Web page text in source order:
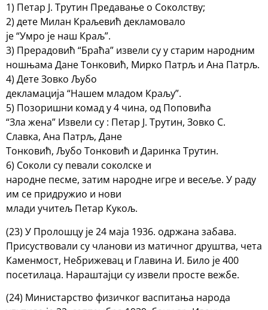
1) Петар Ј. Трутин Предавање о Соколству;
2) дете Милан Краљевић декламовало
је “Умро је наш Краљ”.
3) Прерадовић “Браћа” извели су у старим народним
ношњама Дане Тонковић, Мирко Патрљ и Ана Патрљ.
4) Дете Зовко Љубо
декламација “Нашем младом Краљу”.
5) Позоришни комад у 4 чина, од Поповића
“Зла жена” Извели су : Петар Ј. Трутин, Зовко С.
Славка, Ана Патрљ, Дане
Тонковић, Љубо Тонковић и Даринка Трутин.
6) Соколи су певали соколске и
народне песме, затим народне игре и весеље. У раду
им се придружио и нови
млади учитељ Петар Кукољ.
(23) У Пролошцу је 24 маја 1936. одржана забава.
Присуствовали су чланови из матичног друштва, чета
Каменмост, Небрижевац и Главина И. Било је 400
посетилаца. Нараштајци су извели просте вежбе.
(24) Министарство физичког васпитања народа